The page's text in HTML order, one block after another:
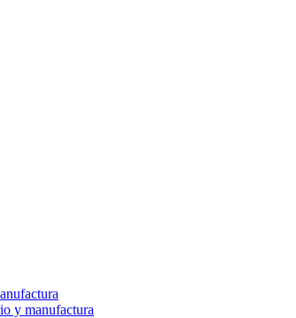
y manufactura